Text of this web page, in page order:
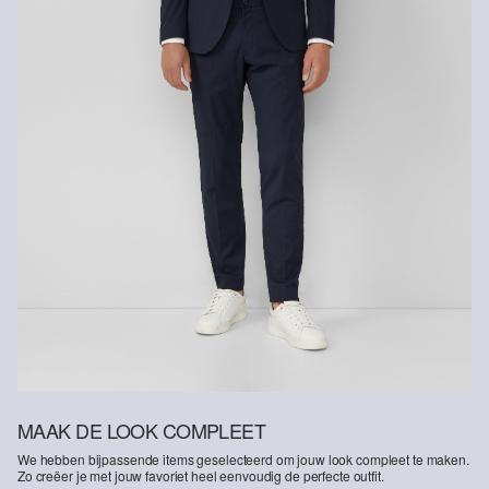
MAAK DE LOOK COMPLEET
We hebben bijpassende items geselecteerd om jouw look compleet te maken.
Zo creëer je met jouw favoriet heel eenvoudig de perfecte outfit.